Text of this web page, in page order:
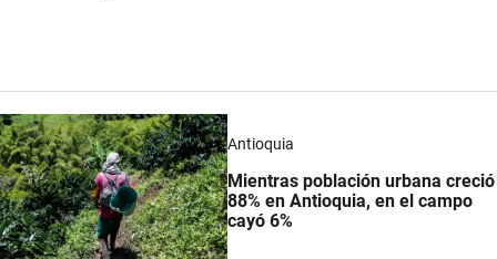
Antioquia
Mientras población urbana creció
88% en Antioquia, en el campo
cayó 6%